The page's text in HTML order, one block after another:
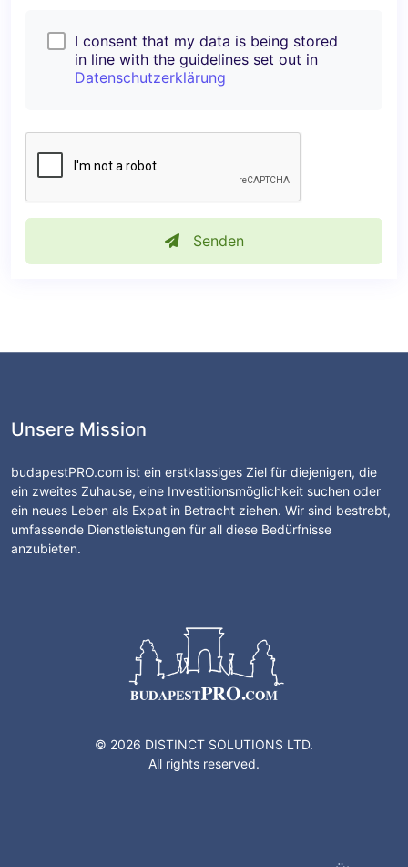
I consent that my data is being stored
in line with the guidelines set out in
Datenschutzerklärung
Senden
Unsere Mission
budapestPRO.com ist ein erstklassiges Ziel für diejenigen, die
ein zweites Zuhause, eine Investitionsmöglichkeit suchen oder
ein neues Leben als Expat in Betracht ziehen. Wir sind bestrebt,
umfassende Dienstleistungen für all diese Bedürfnisse
anzubieten.
© 2026 DISTINCT SOLUTIONS LTD.
All rights reserved.